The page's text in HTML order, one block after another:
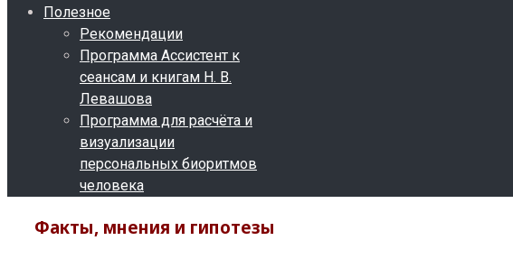
Полезное
Рекомендации
Программа Ассистент к
сеансам и книгам Н. В.
Левашова
Программа для расчёта и
визуализации
персональных биоритмов
человека
Факты, мнения и гипотезы